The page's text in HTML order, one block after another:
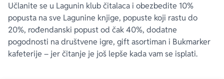
Učlanite se u Lagunin klub čitalaca i obezbedite 10%
popusta na sve Lagunine knjige, popuste koji rastu do
20%, rođendanski popust od čak 40%, dodatne
pogodnosti na društvene igre, gift asortiman i Bukmarker
kafeterije – jer čitanje je još lepše kada vam se isplati.